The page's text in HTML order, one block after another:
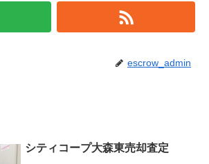
escrow_admin
シティコープ大森東売却査定